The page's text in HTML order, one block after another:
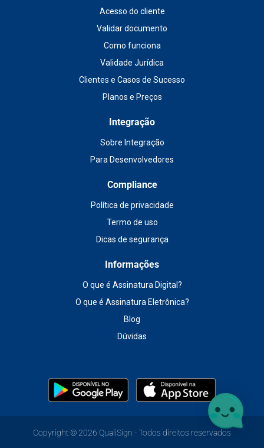
Acesso do cliente
Validar documento
Como funciona
Validade Jurídica
Clientes e Casos de Sucesso
Planos e Preços
Integração
Sobre Integração
Para Desenvolvedores
Compliance
Política de privacidade
Termo de uso
Dicas de segurança
Informações
O que é Assinatura Digital?
O que é Assinatura Eletrônica?
Blog
Dúvidas
Copyright ©2026 QualiSign - Todos direitos reservados